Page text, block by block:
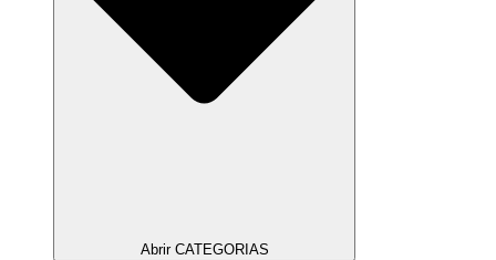
Abrir CATEGORIAS